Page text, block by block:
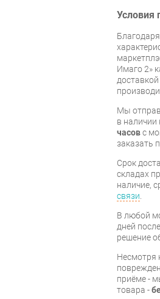
Условия
Имаго 2»
доставкой
Мы
в наличии
часовс
заказать
Срок
складах
наличие,
связи.
В любой
дней
решение
Несмотря
приёме -
товара -